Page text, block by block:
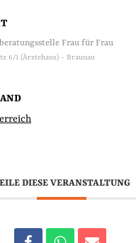
Frau für Frau
6/1 (Ärztehaus) - Braunau
DIESE VERANSTALTUNG